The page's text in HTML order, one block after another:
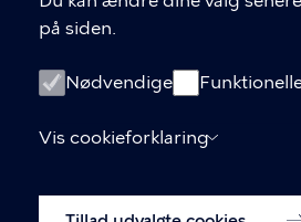
på siden.
Nødvendige
Vis cookieforklaring
CVR-nummer